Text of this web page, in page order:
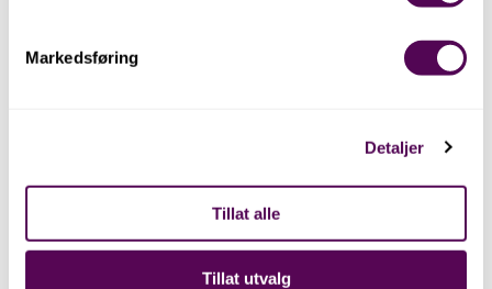
Markedsføring
Detaljer
Tillat alle
Tillat utvalg